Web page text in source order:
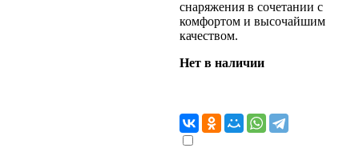
снаряжения в сочетании с
комфортом и высочайшим
качеством.
Нет в наличии